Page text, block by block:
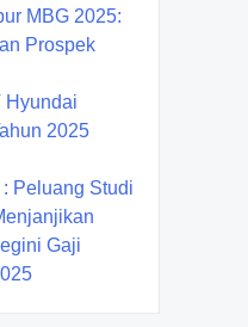
MBG 2025:
Prospek
Hyundai
2025
Peluang Studi
Gaji